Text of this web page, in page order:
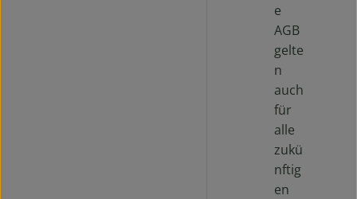
e
AGB
gelte
n
auch
für
alle
zukü
nftig
en